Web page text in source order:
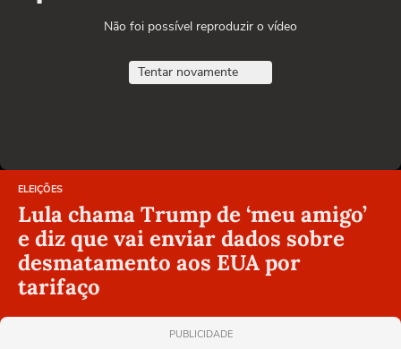
Não foi possível reproduzir o vídeo
Tentar novamente
ELEIÇÕES
Lula chama Trump de ‘meu amigo’
e diz que vai enviar dados sobre
desmatamento aos EUA por
tarifaço
PUBLICIDADE